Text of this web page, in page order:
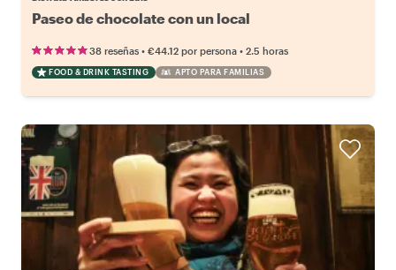
Paseo de chocolate con un local
38 reseñas • €44.12 por persona • 2.5 horas
FOOD & DRINK TASTING APTO PARA FAMILIAS